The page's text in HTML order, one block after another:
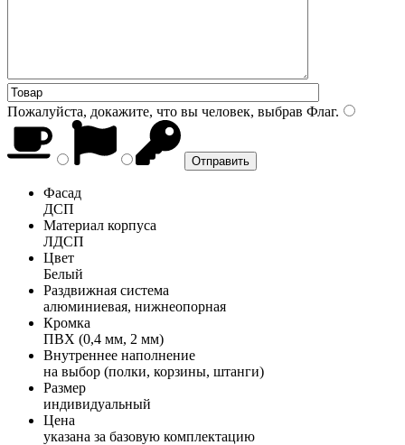
Пожалуйста, докажите, что вы человек, выбрав Флаг.
Фасад
ДСП
Материал корпуса
ЛДСП
Цвет
Белый
Раздвижная система
алюминиевая, нижнеопорная
Кромка
ПВХ (0,4 мм, 2 мм)
Внутреннее наполнение
на выбор (полки, корзины, штанги)
Размер
индивидуальный
Цена
указана за базовую комплектацию